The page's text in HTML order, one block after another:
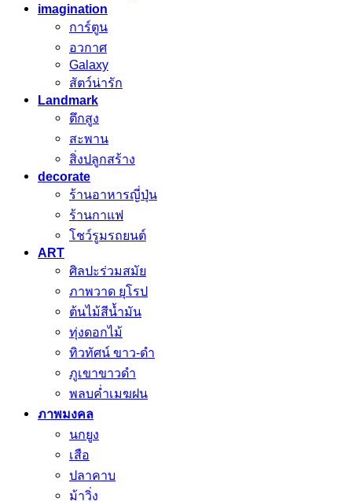
imagination
การ์ตูน
อวกาศ
Galaxy
สัตว์น่ารัก
Landmark
ตึกสูง
สะพาน
สิ่งปลูกสร้าง
decorate
ร้านอาหารญี่ปุ่น
ร้านกาแฟ
โชว์รูมรถยนต์
ART
ศิลปะร่วมสมัย
ภาพวาด ยุโรป
ต้นไม้สีน้ำมัน
ทุ่งดอกไม้
ทิวทัศน์ ขาว-ดำ
ภูเขาขาวดำ
พลบค่ำเมฆฝน
ภาพมงคล
นกยูง
เสือ
ปลาคาบ
ม้าวิ่ง